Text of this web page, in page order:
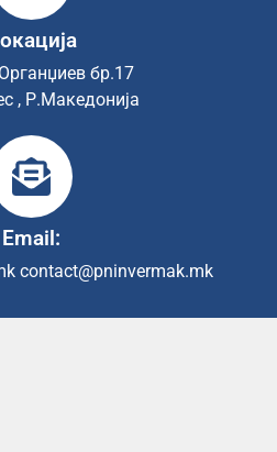
бр.17
, Р.Македонија
Email:
contact@pninvermak.mk